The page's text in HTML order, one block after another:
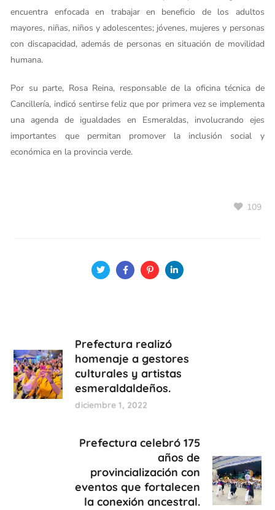
encuentra enfocada en trabajar en beneficio de los adultos
mayores, niñas, niños y adolescentes; jóvenes, mujeres y personas
con discapacidad, además de personas en situación de movilidad
humana.
Por su parte, Rosa Reina, responsable de la oficina técnica de
Cancillería, indicó sentirse feliz que por primera vez se implementa
una agenda de igualdades en Esmeraldas, involucrando ejes
importantes que permitan promover la inclusión social y
económica en la provincia verde.
109
Prefectura realizó
homenaje a gestores
culturales y artistas
esmeraldaldeños.
diciembre 1, 2022
Prefectura celebró 175
años de
provincialización con
eventos que fortalecen
la conexión ancestral.